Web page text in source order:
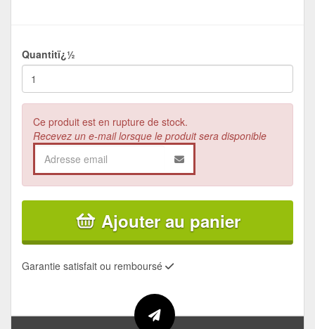
Quantitï¿½
Ce produit est en rupture de stock.
Recevez un e-mail lorsque le produit sera disponible
Ajouter au panier
Garantie satisfait ou remboursé